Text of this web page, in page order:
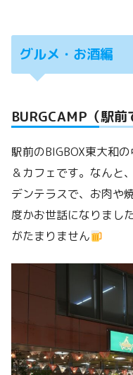
グルメ・お酒編
BURGCAMP（駅前
駅前のBIGBOX東大和
＆カフェです。なんと
デンテラスで、お肉や
度かお世話になりまし
がたまりません